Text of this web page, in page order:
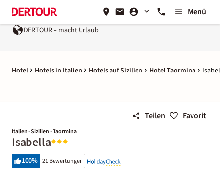
Menü
DERTOUR – macht Urlaub
Hotel Hotels in Italien Hotels auf Sizilien Hotel Taormina
Teilen Favorit
Italien · Sizilien · Taormina
Isabella
100% 21 Bewertungen